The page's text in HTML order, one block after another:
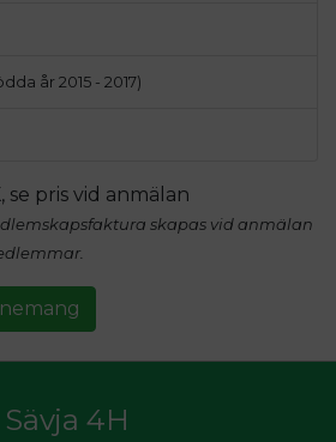
år 2015 - 2017)
, se pris vid anmälan
skapas vid anmälan
Sävja 4H